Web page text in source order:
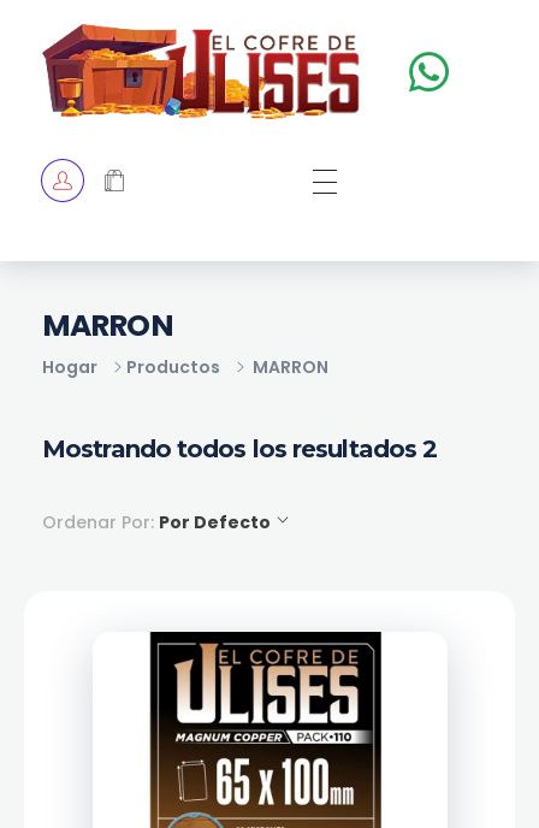
TIENDA
Hogar Productos MARRON
MARRON
Mostrando todos los resultados 2
Ordenar Por: Por Defecto